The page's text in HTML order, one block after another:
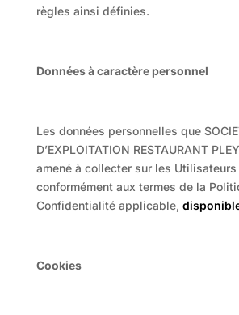
règles ainsi définies.
Données à caractère personnel
Les données personnelles que
D’EXPLOITATION RESTAURANT
amené à collecter sur les
conformément aux termes de la
Confidentialité applicable,
Cookies